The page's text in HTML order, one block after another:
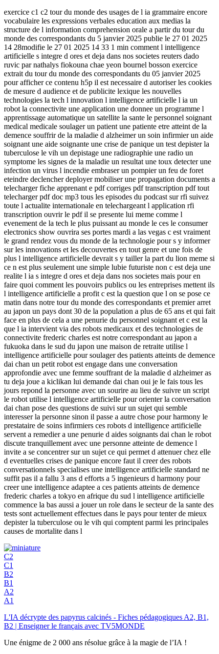
exercice c1 c2 tour du monde des usages de l ia grammaire encore
vocabulaire les expressions verbales education aux medias la
structure de l information comprehension orale a partir du tour du
monde des correspondants du 5 janvier 2025 publie le 27 01 2025
14 28modifie le 27 01 2025 14 33 1 min comment l intelligence
artificielle s integre d ores et deja dans nos societes reuters dado
ruvic par nathalys fiokouna chae yeon bournel bosson exercice
extrait du tour du monde des correspondants du 05 janvier 2025
pour afficher ce contenu h5p il est necessaire d autoriser les cookies
de mesure d audience et de publicite lexique les nouvelles
technologies la tech l innovation l intelligence artificielle l ia un
robot la connectivite une application une donnee un programme l
apprentissage automatique un satellite la sante le personnel soignant
medical medicale soulager un patient une patiente etre atteint de la
demence souffrir de la maladie d alzheimer un soin infirmier un aide
soignant une aide soignante une crise de panique un test depister la
tuberculose le vih un depistage une radiographie une radio un
symptome les signes de la maladie un resultat une toux detecter une
infection un virus l incendie embraser un pompier un feu de foret
eteindre declencher deployer mobiliser une propagation documents a
telecharger fiche apprenant e pdf corriges pdf transcription pdf tout
telecharger pdf doc mp3 tous les episodes du podcast sur rfi suivez
toute l actualite internationale en telechargeant l application rfi
transcription ouvrir le pdf il se presente lui meme comme l
evenement de la tech le plus puissant au monde le ces le consumer
electronics show ouvrira ses portes mardi a las vegas c est vraiment
le grand rendez vous du monde de la technologie pour s y informer
sur les innovations et les decouvertes en tout genre et une fois de
plus l intelligence artificielle devrait s y tailler la part du lion meme si
ce n est plus seulement une simple lubie futuriste non c est deja une
realite l ia s integre d ores et deja dans nos societes mais pour en
faire quoi comment les pouvoirs publics ou les entreprises mettent ils
l intelligence artificielle a profit c est la question que l on se pose ce
matin dans notre tour du monde des correspondants et premier arret
au japon un pays dont 30 de la population a plus de 65 ans et qui fait
face en plus de cela a une penurie du personnel soignant et c est la
que l ia intervient via des robots medicaux et des technologies de
connectivite frederic charles est notre correspondant au japon a
fukuoka dans le sud du japon une maison de retraite utilise l
intelligence artificielle pour soulager des patients atteints de demence
dai chan un petit robot est engage dans une conversation
approfondie avec une femme souffrant de la maladie d alzheimer as
tu deja joue a kiclikan lui demande dai chan oui je le fais tous les
jours repond la personne avec un sourire au lieu de suivre un script
le robot utilise l intelligence artificielle pour orienter la conversation
dai chan pose des questions de suivi sur un sujet qui semble
interesser la personne sinon il passe a autre chose pour harmony le
prestataire de soins infirmiers ces robots d intelligence artificielle
servent a remedier a une penurie d aides soignants dai chan le robot
discute tranquillement avec une personne atteinte de demence l
invite a se concentrer sur un sujet ce qui permet d attenuer chez elle
d eventuelles crises de panique encore faut il creer des robots
conversationnels specialises une intelligence artificielle standard ne
suffit pas il a fallu 3 ans d efforts a 5 ingenieurs d harmony pour
creer une intelligence adaptee a ces patients atteints de demence
frederic charles a tokyo en afrique du sud l intelligence artificielle
commence la bas aussi a jouer un role dans le secteur de la sante des
tests sont actuellement effectues dans le pays pour tenter de mieux
depister la tuberculose ou le vih qui comptent parmi les principales
causes de mortalite dans l
C2
C1
B2
B1
A2
A1
L'IA décrypte des papyrus calcinés - Fiches pédagogiques A2, B1,
B2 | Enseigner le français avec TV5MONDE
Une énigme de 2 000 ans résolue grâce à la magie de l’IA !